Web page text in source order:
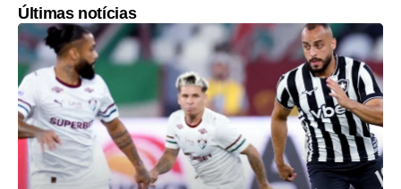
Últimas notícias